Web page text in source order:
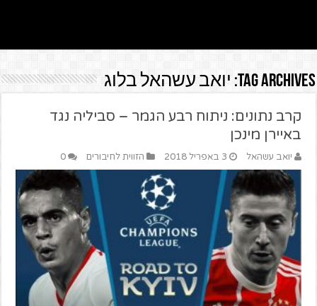
Tag Archives: יואב עשהאל בלוג
קרב נתונים: ניתוח רבע הגמר – סביליה נגד
באיירן מינכן
יואב עשהאל 3 באפריל 2018 הזווית לחיבורים 0